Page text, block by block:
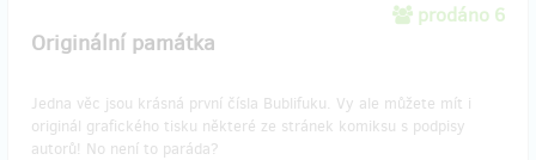
prodáno 6
Originální památka
Jedna věc jsou krásná první čísla Bublifuku. Vy ale můžete mít i
originál grafického tisku některé ze stránek komiksu s podpisy
autorů! No není to paráda?